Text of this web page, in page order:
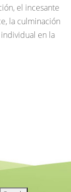
el incesante
la culminación
en la